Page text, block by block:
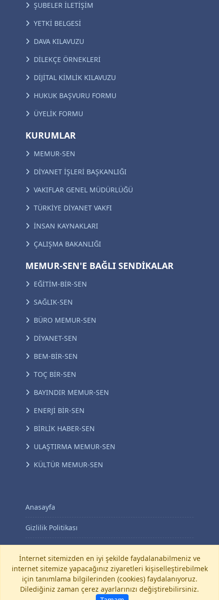
ŞUBELER İLETİŞİM
YETKİ BELGESİ
DAVA KILAVUZU
DİLEKÇE ÖRNEKLERİ
DİJİTAL KİMLİK KILAVUZU
HUKUK BAŞVURU FORMU
ÜYELİK FORMU
KURUMLAR
MEMUR-SEN
DİYANET İŞLERİ BAŞKANLIĞI
VAKIFLAR GENEL MÜDÜRLÜĞÜ
TÜRKİYE DİYANET VAKFI
İNSAN KAYNAKLARI
ÇALIŞMA BAKANLIĞI
MEMUR-SEN'E BAĞLI SENDİKALAR
EĞİTİM-BİR-SEN
SAĞLIK-SEN
BÜRO MEMUR-SEN
DİYANET-SEN
BEM-BİR-SEN
TOÇ BİR-SEN
BAYINDIR MEMUR-SEN
ENERJİ BİR-SEN
BİRLİK HABER-SEN
ULAŞTIRMA MEMUR-SEN
KÜLTÜR MEMUR-SEN
Anasayfa
Gizlilik Politikası
KVKK Aydınlatma Metni
İletişim
Diyanet-Sen
İnternet sitemizden en iyi şekilde faydalanabilmeniz ve
internet sitemize yapacağınız ziyaretleri kişiselleştirebilmek
için tanımlama bilgilerinden (cookies) faydalanıyoruz.
Dilediğiniz zaman çerez ayarlarınızı değiştirebilirsiniz.